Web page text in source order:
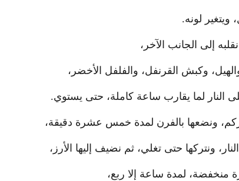
لونه.
إلى الجانب الآخر،
وكبش القرنفل، والفلفل الأخضر،
النار لما يقارب ساعة كاملة، حتى يستوي.
ونضعها بالفرن لمدة خمس عشرة دقيقة،
ونتركها حتى تغلي، ثم نضيف إليها الأرز،
منخفضة، لمدة ساعة إلا ربع،